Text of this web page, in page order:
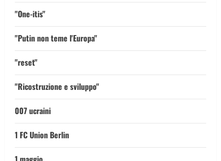
"One-itis"
"Putin non teme l'Europa"
"reset"
"Ricostruzione e sviluppo"
007 ucraini
1 FC Union Berlin